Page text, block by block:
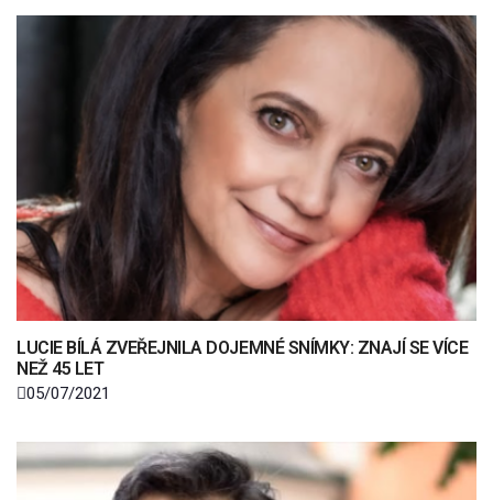
LUCIE BÍLÁ ZVEŘEJNILA DOJEMNÉ SNÍMKY: ZNAJÍ SE VÍCE
NEŽ 45 LET
05/07/2021